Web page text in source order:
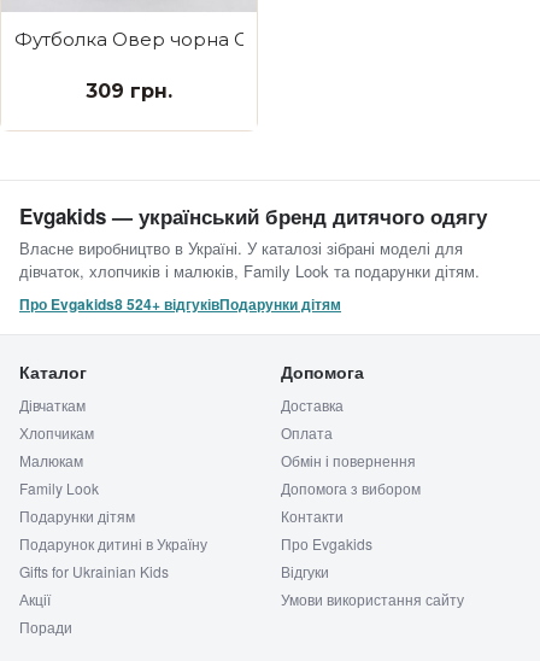
Футболка Овер чорна Солодка
309 грн.
Evgakids — український бренд дитячого одягу
Власне виробництво в Україні. У каталозі зібрані моделі для
дівчаток, хлопчиків і малюків, Family Look та подарунки дітям.
Про Evgakids8 524+ відгуківПодарунки дітям
Каталог
Дівчаткам
Хлопчикам
Малюкам
Family Look
Подарунки дітям
Подарунок дитині в Україну
Gifts for Ukrainian Kids
Акції
Поради
Допомога
Доставка
Оплата
Обмін і повернення
Допомога з вибором
Контакти
Про Evgakids
Відгуки
Умови використання сайту